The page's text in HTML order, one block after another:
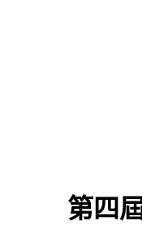
第四